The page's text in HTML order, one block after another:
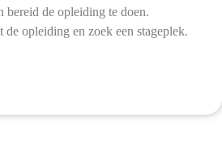
bereid de opleiding te doen.
opleiding en zoek een stageplek.